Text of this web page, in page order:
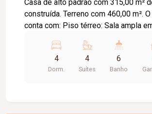
Casa de alto padrão com 315,00 m²
construída. Terreno com 460,00 m². O imóvel
conta com: Piso térreo: Sala ampla em 02
independente; 01 suíte; Lavabo;
espaçosa com despensa; Varanda
integrada com churrasqueira; Ofurô
4
Dorm.
4
Suítes
6
Banho